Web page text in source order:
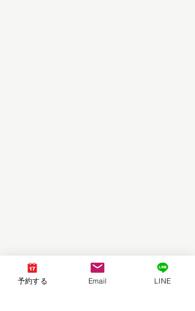
予約する Email LINE